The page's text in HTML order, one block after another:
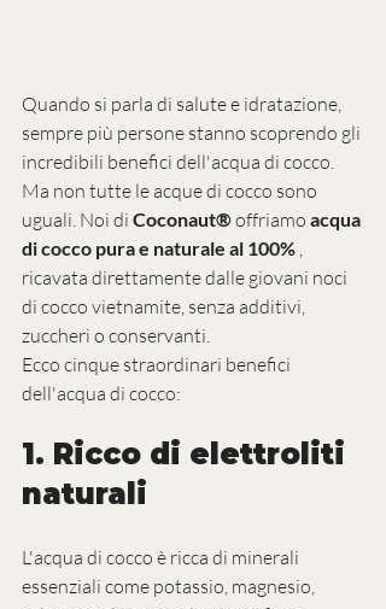
Quando si parla di salute e idratazione,
sempre più persone stanno scoprendo gli
incredibili benefici dell'acqua di cocco.
Ma non tutte le acque di cocco sono
uguali. Noi di Coconaut® offriamo acqua
di cocco pura e naturale al 100%
ricavata direttamente dalle giovani noci
di cocco vietnamite, senza additivi,
zuccheri o conservanti.
Ecco cinque straordinari benefici
dell'acqua di cocco:
1. Ricco di elettroliti
naturali
L'acqua di cocco è ricca di minerali
essenziali come potassio, magnesio,